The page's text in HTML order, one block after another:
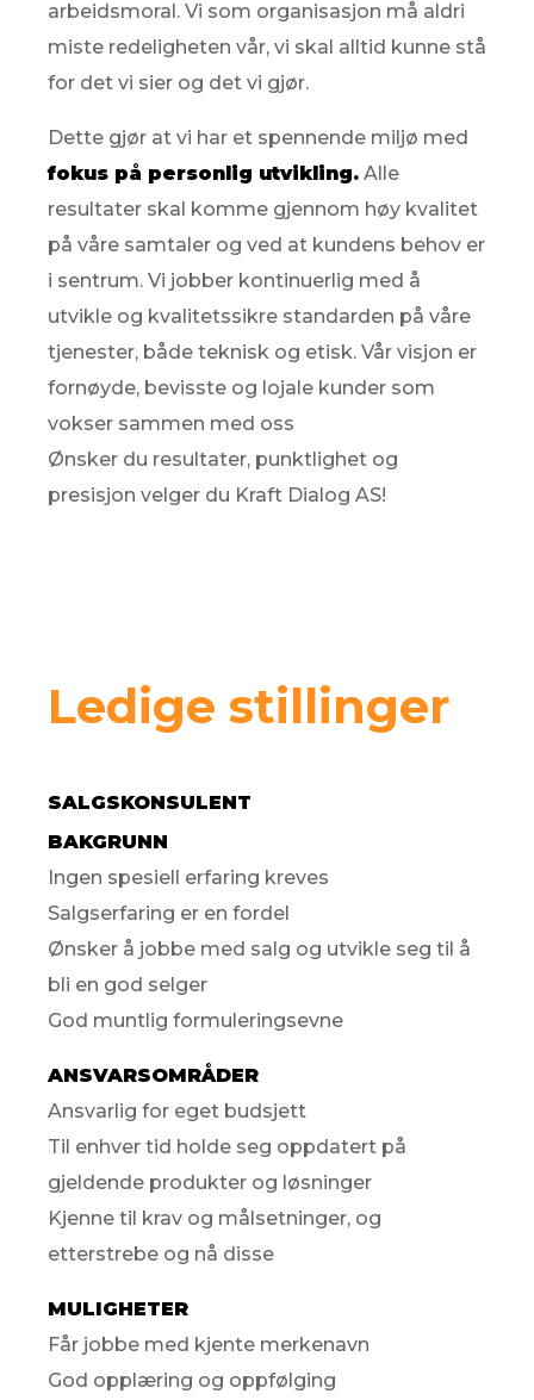
arbeidsmoral. Vi som organisasjon må aldri
miste redeligheten vår, vi skal alltid kunne stå
for det vi sier og det vi gjør.
Dette gjør at vi har et spennende miljø med
fokus på personlig utvikling. Alle
resultater skal komme gjennom høy kvalitet
på våre samtaler og ved at kundens behov er
i sentrum. Vi jobber kontinuerlig med å
utvikle og kvalitetssikre standarden på våre
tjenester, både teknisk og etisk. Vår visjon er
fornøyde, bevisste og lojale kunder som
vokser sammen med oss
Ønsker du resultater, punktlighet og
presisjon velger du Kraft Dialog AS!
Ledige stillinger
SALGSKONSULENT
BAKGRUNN
Ingen spesiell erfaring kreves
Salgserfaring er en fordel
Ønsker å jobbe med salg og utvikle seg til å
bli en god selger
God muntlig formuleringsevne
ANSVARSOMRÅDER
Ansvarlig for eget budsjett
Til enhver tid holde seg oppdatert på
gjeldende produkter og løsninger
Kjenne til krav og målsetninger, og
etterstrebe og nå disse
MULIGHETER
Får jobbe med kjente merkenavn
God opplæring og oppfølging